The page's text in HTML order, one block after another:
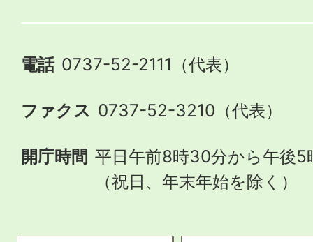
電話 0737-52-2111（代表）
ファクス 0737-52-3210（代表）
開庁時間 平日午前8時30分から午後5
（祝日、年末年始を除く）